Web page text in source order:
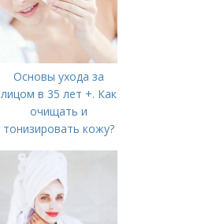
Основы ухода за
лицом в 35 лет +. Как
очищать и
тонизировать кожу?